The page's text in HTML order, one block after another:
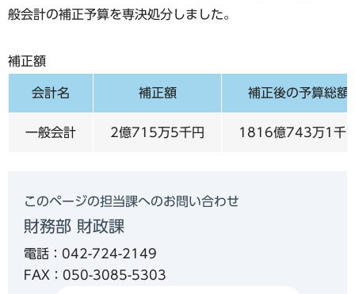
般会計の補正予算を専決処分しました。
補正額
会計名 補正額 補正後の予算総額
一般会計 2億715万5千円 1816億743万1千
このページの担当課へのお問い合わせ
財務部 財政課
電話：042-724-2149
FAX：050-3085-5303